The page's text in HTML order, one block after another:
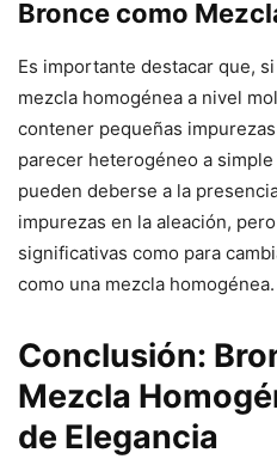
Bronce como
Es importante destacar que,
mezcla homogénea a nivel
contener pequeñas
parecer heterogéneo a
pueden deberse a la
impurezas en la aleación,
significativas como para
como una mezcla homogénea.
Conclusión:
Mezcla
de Elegancia